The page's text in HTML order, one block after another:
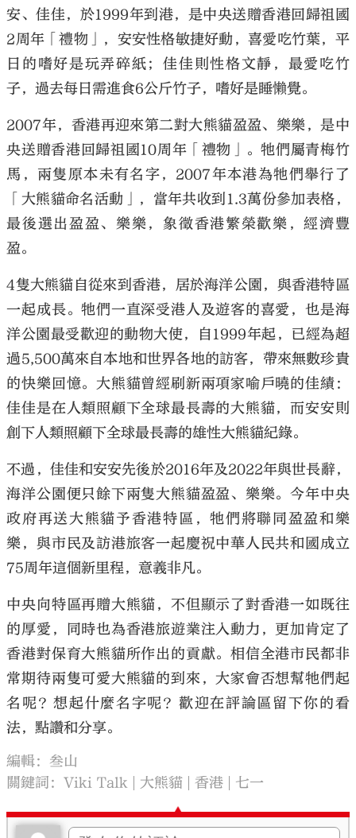
安、佳佳，於1999年到港，是中央送贈香港回歸祖國
2周年「禮物」，安安性格敏捷好動，喜愛吃竹葉，平
日的嗜好是玩弄碎紙；佳佳則性格文靜，最愛吃竹
子，過去每日需進食6公斤竹子，嗜好是睡懶覺。
2007年，香港再迎來第二對大熊貓盈盈、樂樂，是中
央送贈香港回歸祖國10周年「禮物」。牠們屬青梅竹
馬，兩隻原本未有名字，2007年本港為牠們舉行了
「大熊貓命名活動」，當年共收到1.3萬份參加表格，
最後選出盈盈、樂樂，象徵香港繁榮歡樂，經濟豐
盈。
4隻大熊貓自從來到香港，居於海洋公園，與香港特區
一起成長。牠們一直深受港人及遊客的喜愛，也是海
洋公園最受歡迎的動物大使，自1999年起，已經為超
過5,500萬來自本地和世界各地的訪客，帶來無數珍貴
的快樂回憶。大熊貓曾經刷新兩項家喻戶曉的佳績：
佳佳是在人類照顧下全球最長壽的大熊貓，而安安則
創下人類照顧下全球最長壽的雄性大熊貓紀錄。
不過，佳佳和安安先後於2016年及2022年與世長辭，
海洋公園便只餘下兩隻大熊貓盈盈、樂樂。今年中央
政府再送大熊貓予香港特區，牠們將聯同盈盈和樂
樂，與市民及訪港旅客一起慶祝中華人民共和國成立
75周年這個新里程，意義非凡。
中央向特區再贈大熊貓，不但顯示了對香港一如既往
的厚愛，同時也為香港旅遊業注入動力，更加肯定了
香港對保育大熊貓所作出的貢獻。相信全港市民都非
常期待兩隻可愛大熊貓的到來，大家會否想幫牠們起
名呢？想起什麼名字呢？歡迎在評論區留下你的看
法，點讚和分享。
編輯：叁山
關鍵詞：Viki Talk 大熊貓 香港 七一